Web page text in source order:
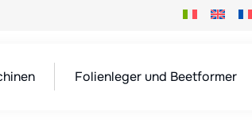
Folienleger und Beetformer